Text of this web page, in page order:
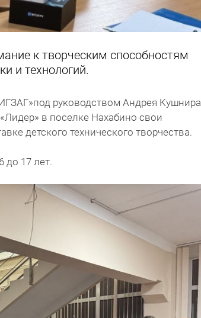
к творческим способностям
и технологий.
руководством Андрея Кушнира
в поселке Нахабино свои
детского технического творчества.
до 17 лет.